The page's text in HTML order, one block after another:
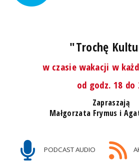
"Trochę
w czasie wakacji w
od godz. 18 do
Zapraszają
Małgorzata Frymus i
PODCAST AUDIO